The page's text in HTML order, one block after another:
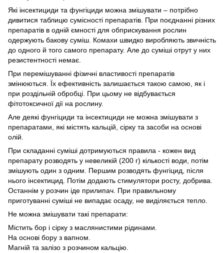
Які інсектициди та фунгіциди можна змішувати – потрібно
дивитися таблицю сумісності препаратів. При поєднанні різних
препаратів в одній ємності для обприскування рослин
одержують бакову суміш. Комахи швидко виробляють звичність
до одного й того самого препарату. Але до суміші отрут у них
резистентності немає.
При перемішуванні фізичні властивості препаратів
змінюються. Їх ефективність залишається такою самою, як і
при роздільній обробці. При цьому не відбувається
фітотоксичної дії на рослину.
Але деякі фунгіциди та інсектициди не можна змішувати з
препаратами, які містять кальцій, сірку та засоби на основі
олій.
При складанні суміші дотримуються правила - кожен вид
препарату розводять у невеликій (200 г) кількості води, потім
змішують один з одним. Першим розводять фунгіцид, після
нього інсектицид. Потім додають стимулятори росту, добрива.
Останнім у розчин іде прилипач. При правильному
приготуванні суміші не випадає осаду, не виділяється тепло.
Не можна змішувати такі препарати:
Містить бор і сірку з маслянистими рідинами.
На основі бору з вапном.
Магній та залізо з розчином кальцію.